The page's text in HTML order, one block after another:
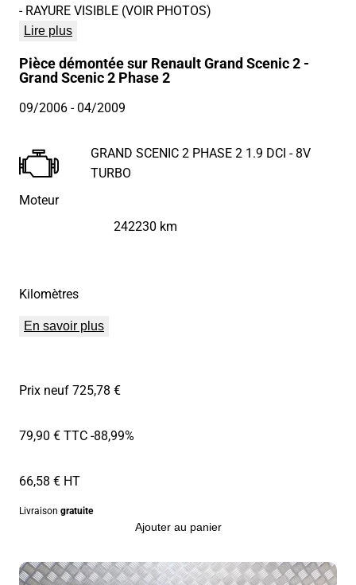
- RAYURE VISIBLE (VOIR PHOTOS)
Lire plus
Pièce démontée sur Renault Grand Scenic 2 -
Grand Scenic 2 Phase 2
09/2006- 04/2009
Moteur
GRAND SCENIC 2 PHASE 2 1.9 DCI - 8V
TURBO
Kilomètres
242230 km
En savoir plus
Prix neuf 725,78 €
79,90 € TTC-88,99%
66,58 € HT
Livraison gratuite
Ajouter au panier